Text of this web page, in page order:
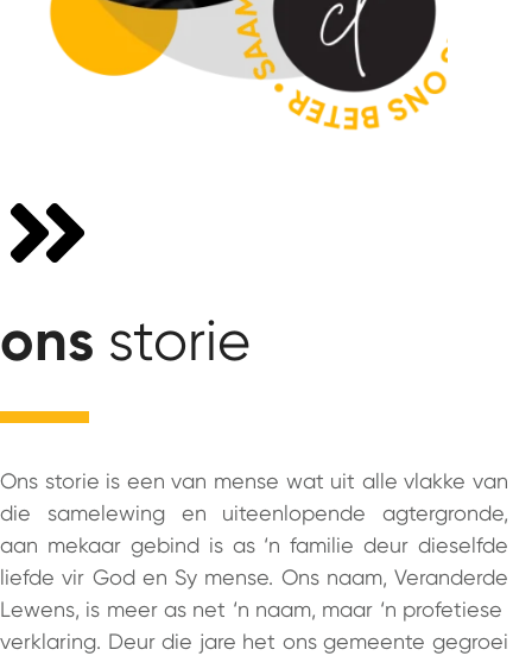
ons storie
Ons storie is een van mense wat uit alle vlakke van
die samelewing en uiteenlopende agtergronde,
aan mekaar gebind is as ‘n familie deur dieselfde
liefde vir God en Sy mense. Ons naam, Veranderde
Lewens, is meer as net ‘n naam, maar ‘n profetiese
verklaring. Deur die jare het ons gemeente gegroei